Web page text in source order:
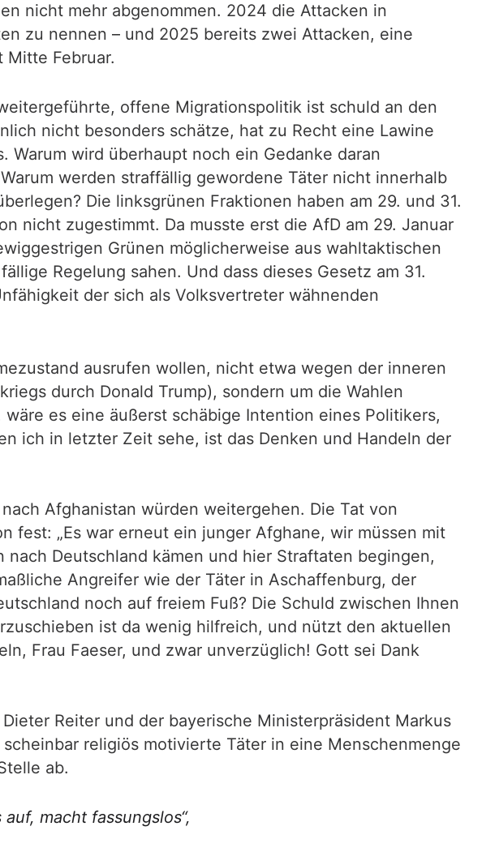
nicht mehr abgenommen. 2024 die Attacken in
zu nennen – und 2025 bereits zwei Attacken, eine
Februar.
offene Migrationspolitik ist schuld an den
nicht besonders schätze, hat zu Recht eine Lawine
wird überhaupt noch ein Gedanke daran
werden straffällig gewordene Täter nicht innerhalb
Die linksgrünen Fraktionen haben am 29. und 31.
nicht zugestimmt. Da musste erst die AfD am 29. Januar
Grünen möglicherweise aus wahltaktischen
Regelung sahen. Und dass dieses Gesetz am 31.
der sich als Volksvertreter wähnenden
ausrufen wollen, nicht etwa wegen der inneren
durch Donald Trump), sondern um die Wahlen
es eine äußerst schäbige Intention eines Politikers,
ich in letzter Zeit sehe, ist das Denken und Handeln der
Afghanistan würden weitergehen. Die Tat von
fest: „Es war erneut ein junger Afghane, wir müssen mit
Deutschland kämen und hier Straftaten begingen,
Angreifer wie der Täter in Aschaffenburg, der
noch auf freiem Fuß? Die Schuld zwischen Ihnen
ist da wenig hilfreich, und nützt den aktuellen
Frau Faeser, und zwar unverzüglich! Gott sei Dank
Reiter und der bayerische Ministerpräsident Markus
religiös motivierte Täter in eine Menschenmenge
ab.
macht fassungslos“,